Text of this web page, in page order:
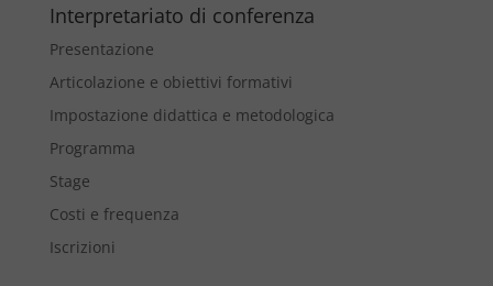
Interpretariato di conferenza
Presentazione
Articolazione e obiettivi formativi
Impostazione didattica e metodologica
Programma
Stage
Costi e frequenza
Iscrizioni